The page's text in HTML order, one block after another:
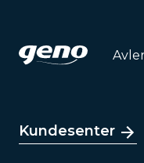
Kundesenter